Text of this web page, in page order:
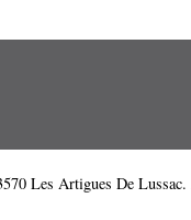
Les Artigues De